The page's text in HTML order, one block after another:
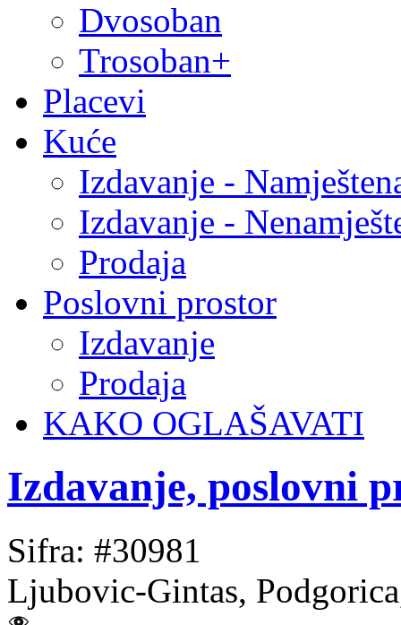
Dvosoban
Trosoban+
Placevi
Kuće
Izdavanje -
Izdavanje -
Prodaja
Poslovni prostor
Izdavanje
Prodaja
KAKO OGLAŠAVATI
Izdavanje, poslovni
Sifra: #30981
Ljubovic-Gintas,